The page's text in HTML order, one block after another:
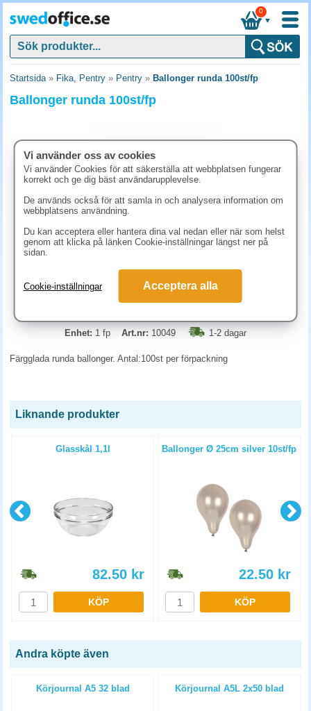
▼
0
Startsida» Fika, Pentry » Pentry » Ballonger runda 100st/fp
Ballonger runda 100st/fp
123.80 kr
KÖP
Enhet: 1 fp Art.nr: 10049 1-2 dagar
Färgglada runda ballonger. Antal:100st per förpackning
Liknande produkter
Glasskål 1,1l
82.50 kr
KÖP
Ballonger Ø 25cm silver 10st/fp
22.50 kr
KÖP
Andra köpte även
Körjournal A5 32 blad Körjournal A5L 2x50 blad
Vi använder oss av cookies
Vi använder Cookies för att säkerställa att webbplatsen fungerar
korrekt och ge dig bäst användarupplevelse.
De används också för att samla in och analysera information om
webbplatsens användning.
Du kan acceptera eller hantera dina val nedan eller när som helst
genom att klicka på länken Cookie-inställningar längst ner på
sidan.
Cookie-inställningar Acceptera alla